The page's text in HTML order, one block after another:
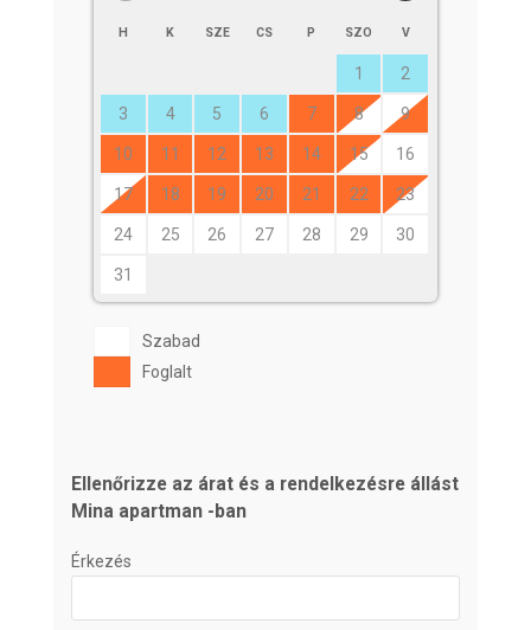
H K SZE CS P SZO V
1 2
3 4 5 6 7 8 9
10 11 12 13 14 15 16
17 18 19 20 21 22 23
24 25 26 27 28 29 30
31
Szabad
Foglalt
Ellenőrizze az árat és a rendelkezésre állást
Mina apartman -ban
Érkezés